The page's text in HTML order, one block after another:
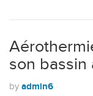
son bassin
by admin6